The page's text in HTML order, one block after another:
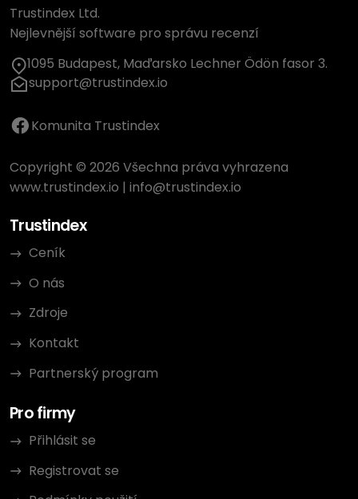
Trustindex Ltd.
Nejlevnější software pro správu recenzí
1095 Budapest, Maďarsko Lechner Ödön fasor 3.
support@trustindex.io
Komunita Trustindex
Copyright © 2026 Všechna práva vyhrazena
www.trustindex.io | info@trustindex.io
Trustindex
Ceník
O nás
Zdroje
Kontakt
Partnerský program
Pro firmy
Přihlásit se
Registrovat se